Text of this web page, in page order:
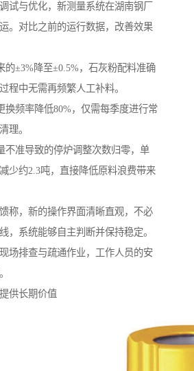
试与优化，新测量系统在湖南钢厂
。对比之前的运行数据，改善效果
的±3%降至±0.5%，石灰粉配料准确
程中无需再频繁人工补料。
换频率降低80%，仅需每季度进行常
理。
不准导致的停炉调整次数归零，单
少约2.3吨，直接降低原料浪费带来
称，新的操作界面清晰直观，不必
，系统能够自主判断并保持稳定。
场排查与疏通作业，工作人员的安
供长期价值